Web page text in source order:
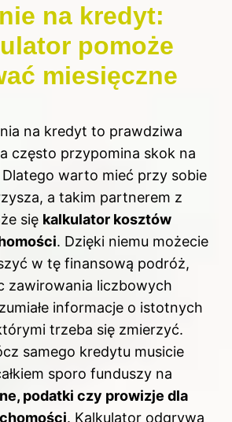
na kredyt:
pomoże
miesięczne
na kredyt to prawdziwa
często przypomina skok na
Dlatego warto mieć przy sobie
a takim partnerem z
się kalkulator kosztów
. Dzięki niemu możecie
w tę finansową podróż,
zawirowania liczbowych
informacje o istotnych
trzeba się zmierzyć.
samego kredytu musicie
sporo funduszy na
podatki czy prowizje dla
. Kalkulator odgrywa